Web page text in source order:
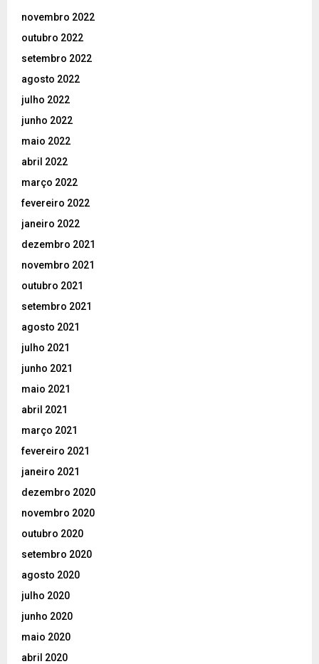
novembro 2022
outubro 2022
setembro 2022
agosto 2022
julho 2022
junho 2022
maio 2022
abril 2022
março 2022
fevereiro 2022
janeiro 2022
dezembro 2021
novembro 2021
outubro 2021
setembro 2021
agosto 2021
julho 2021
junho 2021
maio 2021
abril 2021
março 2021
fevereiro 2021
janeiro 2021
dezembro 2020
novembro 2020
outubro 2020
setembro 2020
agosto 2020
julho 2020
junho 2020
maio 2020
abril 2020